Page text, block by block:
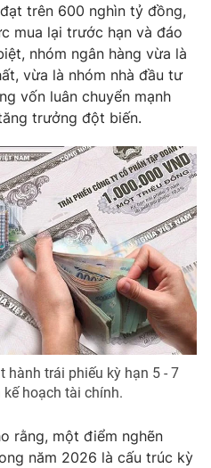
hình Việt Nam
báo điện tử số 483/GP-BTTTT
Mỹ Hạnh, Phạm Quốc Thắng,
- 024.38 355 932
897 897
trên 600 nghìn tỷ đồng,
mua lại trước hạn và đáo
nhóm ngân hàng vừa là
vừa là nhóm nhà đầu tư
vốn luân chuyển mạnh
trưởng đột biến.
hành trái phiếu kỳ hạn 5 - 7
hoạch tài chính.
rằng, một điểm nghẽn
năm 2026 là cấu trúc kỳ